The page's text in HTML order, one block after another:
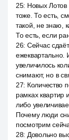
25: Новых Лотов
тоже. То есть,
такой, не знаю,
То есть, если
26: Сейчас
ежеквартально.
увеличилось
снимают, но в
27: Количество
рамках квартир
либо
Почему люди
посмотрим
28: Довольно